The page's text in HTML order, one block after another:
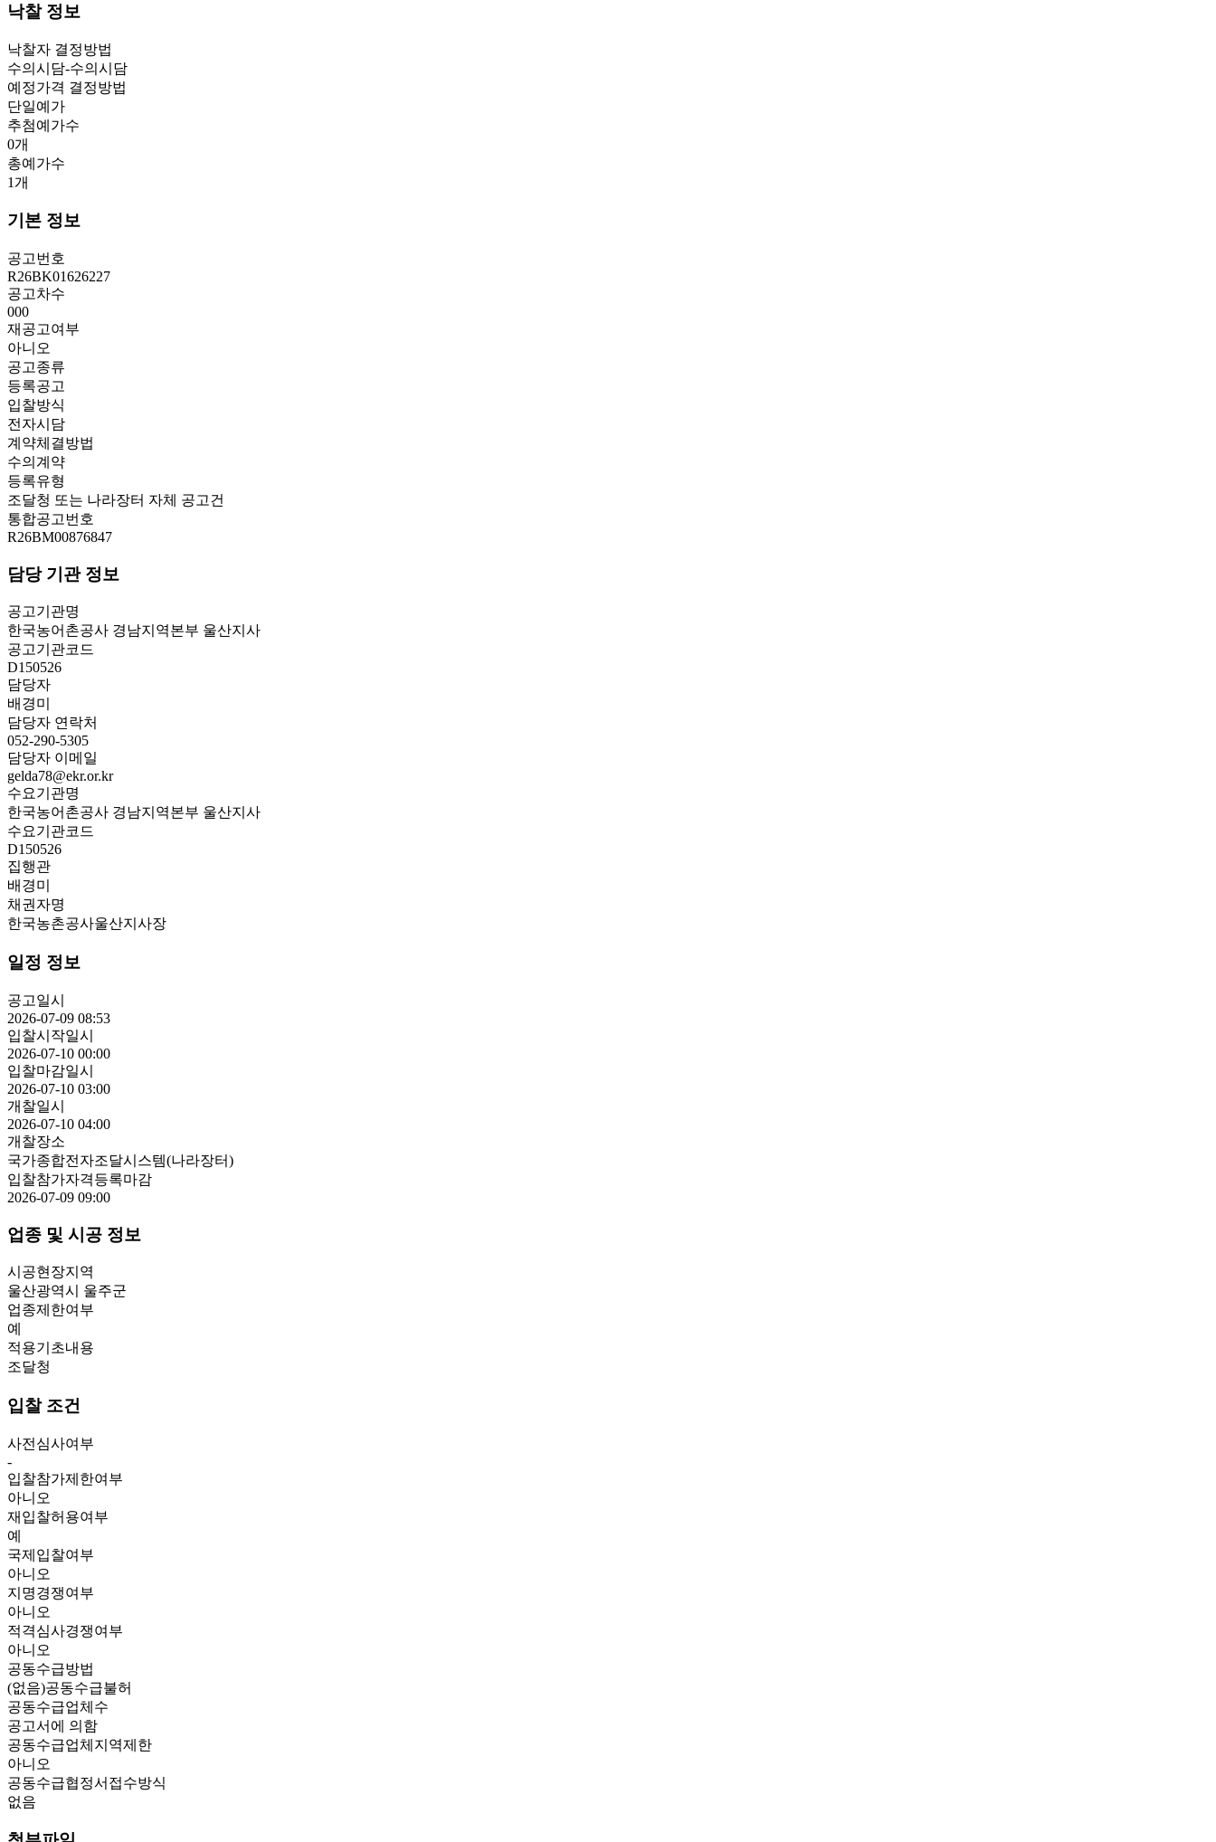
낙찰 정보
낙찰자 결정방법
수의시담-수의시담
예정가격 결정방법
단일예가
추첨예가수
0개
총예가수
1개
기본 정보
공고번호
R26BK01626227
공고차수
000
재공고여부
아니오
공고종류
등록공고
입찰방식
전자시담
계약체결방법
수의계약
등록유형
조달청 또는 나라장터 자체 공고건
통합공고번호
R26BM00876847
담당 기관 정보
공고기관명
한국농어촌공사 경남지역본부 울산지사
공고기관코드
D150526
담당자
배경미
담당자 연락처
052-290-5305
담당자 이메일
gelda78@ekr.or.kr
수요기관명
한국농어촌공사 경남지역본부 울산지사
수요기관코드
D150526
집행관
배경미
채권자명
한국농촌공사울산지사장
일정 정보
공고일시
2026-07-09 08:53
입찰시작일시
2026-07-10 00:00
입찰마감일시
2026-07-10 03:00
개찰일시
2026-07-10 04:00
개찰장소
국가종합전자조달시스템(나라장터)
입찰참가자격등록마감
2026-07-09 09:00
업종 및 시공 정보
시공현장지역
울산광역시 울주군
업종제한여부
예
적용기초내용
조달청
입찰 조건
사전심사여부
-
입찰참가제한여부
아니오
재입찰허용여부
예
국제입찰여부
아니오
지명경쟁여부
아니오
적격심사경쟁여부
아니오
공동수급방법
(없음)공동수급불허
공동수급업체수
공고서에 의함
공동수급업체지역제한
아니오
공동수급협정서접수방식
없음